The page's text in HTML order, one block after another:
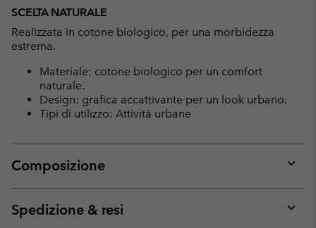
SCELTA NATURALE
Realizzata in cotone biologico, per una morbidezza
estrema.
Materiale: cotone biologico per un comfort
naturale.
Design: grafica accattivante per un look urbano.
Tipi di utilizzo: Attività urbane
Composizione
or
Spedizione & resi